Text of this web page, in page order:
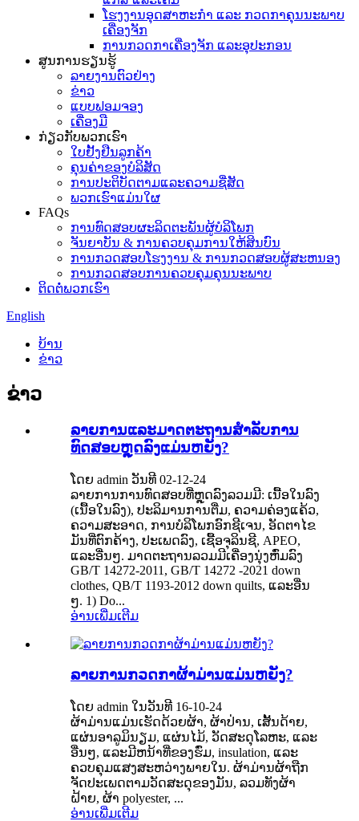
ໂຮງງານອຸດສາຫະກຳ ແລະ ກວດກາຄຸນນະພາບ
ເຄື່ອງຈັກ
ການກວດກາເຄື່ອງຈັກ ແລະອຸປະກອນ
ສູນການຮຽນຮູ້
ລາຍງານຕົວຢ່າງ
ຂ່າວ
ແບບຟອມຈອງ
ເຄື່ອງມື
ກ່ຽວກັບພວກເຮົາ
ໃບຢັ້ງຢືນລູກຄ້າ
ຄຸນຄ່າຂອງບໍລິສັດ
ການປະຕິບັດຕາມແລະຄວາມຊື່ສັດ
ພວກເຮົາແມ່ນໃຜ
FAQs
ການທົດສອບຜະລິດຕະພັນຜູ້ບໍລິໂພກ
ຈັນຍາບັນ & ການຄວບຄຸມການໃຫ້ສິນບົນ
ການກວດສອບໂຮງງານ & ການກວດສອບຜູ້ສະຫນອງ
ການກວດສອບການຄວບຄຸມຄຸນນະພາບ
ຕິດຕໍ່ພວກເຮົາ
English
ບ້ານ
ຂ່າວ
ຂ່າວ
ລາຍການແລະມາດຕະຖານສໍາລັບການ
ທົດສອບຫຼຸດລົງແມ່ນຫຍັງ?
ໂດຍ admin ວັນທີ 02-12-24
ລາຍການການທົດສອບທີ່ຫຼຸດລົງລວມມີ: ເນື້ອໃນລົງ
(ເນື້ອໃນລົງ), ປະລິມານການຕື່ມ, ຄວາມຄ່ອງແຄ້ວ,
ຄວາມສະອາດ, ການບໍລິໂພກອົກຊີເຈນ, ອັດຕາໄຂ
ມັນທີ່ຕົກຄ້າງ, ປະເພດລົງ, ເຊື້ອຈຸລິນຊີ, APEO,
ແລະອື່ນໆ. ມາດຕະຖານລວມມີເຄື່ອງນຸ່ງຫົ່ມລົງ
GB/T 14272-2011, GB/T 14272 -2021 down
clothes, QB/T 1193-2012 down quilts, ແລະ​ອື່ນ
ໆ. 1) Do...
ອ່ານເພີ່ມເຕີມ
ລາຍການກວດກາຜ້າມ່ານແມ່ນຫຍັງ?
ໂດຍ admin ໃນວັນທີ 16-10-24
ຜ້າມ່ານແມ່ນເຮັດດ້ວຍຜ້າ, ຜ້າປ່ານ, ເສັ້ນດ້າຍ,
ແຜ່ນອາລູມິນຽມ, ແຜ່ນໄມ້, ວັດສະດຸໂລຫະ, ແລະ
ອື່ນໆ, ແລະມີຫນ້າທີ່ຂອງຮົ່ມ, insulation, ແລະ
ຄວບຄຸມແສງສະຫວ່າງພາຍໃນ. ຜ້າມ່ານຜ້າຖືກ
ຈັດປະເພດຕາມວັດສະດຸຂອງມັນ, ລວມທັງຜ້າ
ຝ້າຍ, ຜ້າ polyester, ...
ອ່ານເພີ່ມເຕີມ